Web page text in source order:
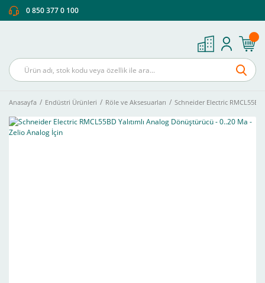
0 850 377 0 100
Anasayfa Endüstri Ürünleri Röle ve Aksesuarları Schneider Electric